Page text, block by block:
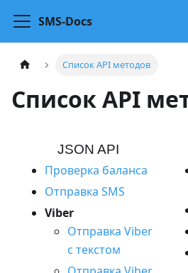
SMS-Docs
Список API методов
Список API
JSON API
Проверка баланса
Отправка SMS
Viber
Отправка Viber
с текстом